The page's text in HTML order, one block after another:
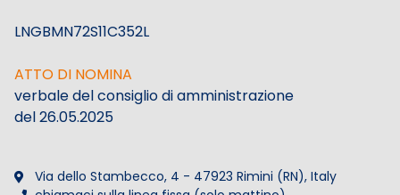
LNGBMN72S11C352L
ATTO DI NOMINA
verbale del consiglio di amministrazione
del 26.05.2025
Via dello Stambecco, 4 - 47923 Rimini (RN), Italy